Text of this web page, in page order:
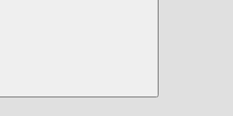
Suchen